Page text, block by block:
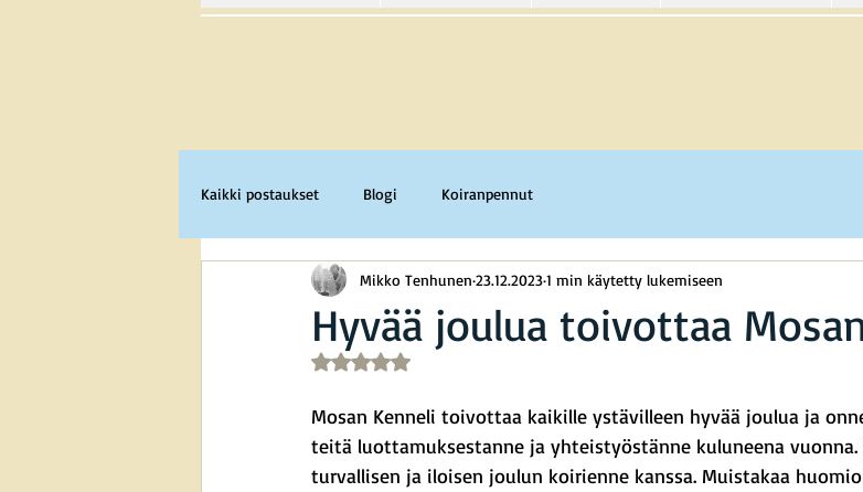
Kaikki postaukset Blogi Koiranpennut
Hyvää joulua toivottaa
Mikko Tenhunen 23.12.20231 min käytetty lukemiseen
Arvostelun tähtimäärä: epäluku/5
Mosan Kenneli toivottaa kaikille ystävilleen hyvää joulua ja
teitä luottamuksestanne ja yhteistyöstänne kuluneena
turvallisen ja iloisen joulun koirienne kanssa. Muistakaa